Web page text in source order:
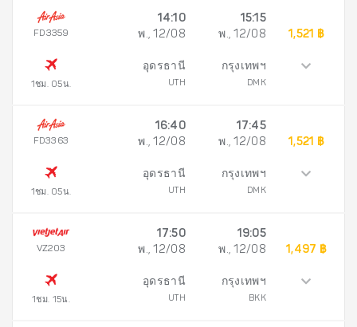
FD3359
1ชม. 05น.
14:10
พ., 12/08
อุดรธานี
UTH
15:15
พ., 12/08
กรุงเทพฯ
DMK
1,521 ฿
FD3363
1ชม. 05น.
16:40
พ., 12/08
อุดรธานี
UTH
17:45
พ., 12/08
กรุงเทพฯ
DMK
1,521 ฿
VZ203
1ชม. 15น.
17:50
พ., 12/08
อุดรธานี
UTH
19:05
พ., 12/08
กรุงเทพฯ
BKK
1,497 ฿